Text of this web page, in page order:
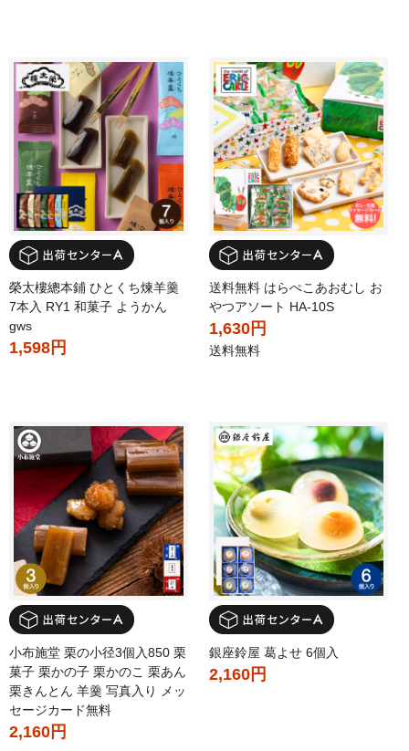
榮太樓總本鋪 ひとくち煉羊羹
7本入 RY1 和菓子 ようかん
gws
1,598円
送料無料 はらぺこあおむし お
やつアソート HA-10S
1,630円
送料無料
小布施堂 栗の小径3個入850 栗
菓子 栗かの子 栗かのこ 栗あん
栗きんとん 羊羹 写真入り メッ
セージカード無料
2,160円
銀座鈴屋 葛よせ 6個入
2,160円